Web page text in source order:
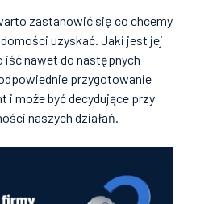
zastanowić się co chcemy
uzyskać. Jaki jest jej
iść nawet do następnych
przygotowanie
i może być decydujące przy
naszych działań.